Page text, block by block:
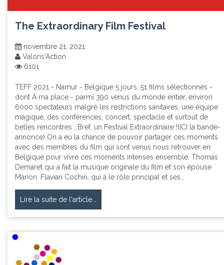
The Extraordinary Film Festival
novembre 21, 2021
Valoris'Action
6101
TEFF 2021 - Namur - Belgique 5 jours, 51 films sélectionnés -
dont À ma place - parmi 390 venus du monde entier, environ
6000 spectateurs malgré les restrictions sanitaires, une équipe
magique, des conférences, concert, spectacle et surtout de
belles rencontres …Bref, un Festival Extraordinaire !(ICI la bande-
annonce) On a eu la chance de pouvoir partager ces moments
avec des membres du film qui sont venus nous retrouver en
Belgique pour vivre ces moments intenses ensemble. Thomas
Demaret qui a fait la musique originale du film et son épouse
Marion. Flavian Cochin, qui à le rôle principal et ses…
Lire la suite de l'article...